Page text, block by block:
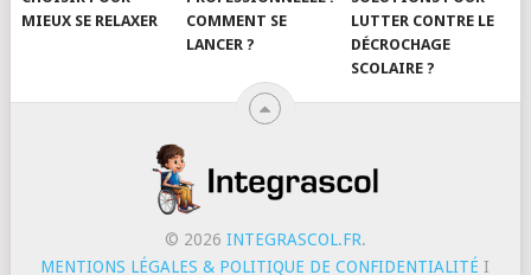
MIEUX SE RELAXER
COMMENT SE
LANCER ?
LUTTER CONTRE LE
DÉCROCHAGE
SCOLAIRE ?
© 2026 INTEGRASCOL.FR.
MENTIONS LÉGALES & POLITIQUE DE CONFIDENTIALITÉ I